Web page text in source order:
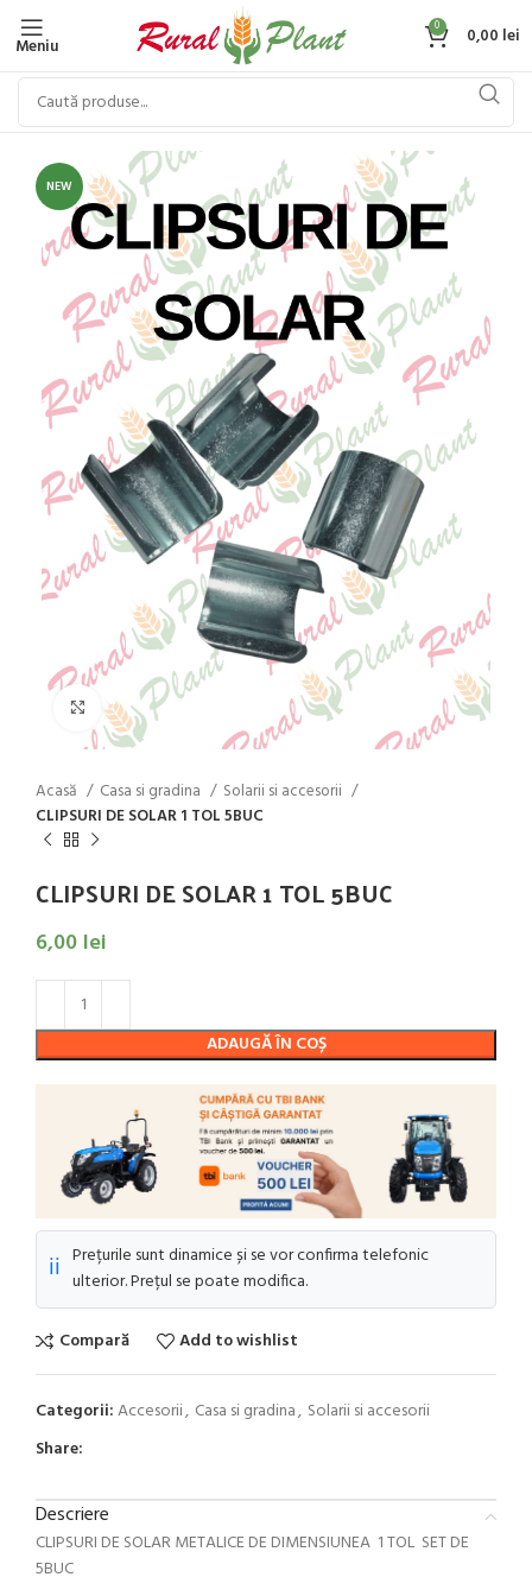
Meniu
0 0,00 lei
NEW
Click to enlarge
Acasă Casa si gradina
Solarii si accesorii
CLIPSURI DE SOLAR 1 TOL 5BUC
CLIPSURI DE SOLAR 1 TOL 5BUC
6,00 lei
ADAUGĂ ÎN COȘ
ℹ️ Prețurile sunt dinamice și se vor confirma telefonic
ulterior. Prețul se poate modifica.
Compară Add to wishlist
Categorii:Accesorii, Casa si gradina, Solarii si accesorii
Share:
Descriere
CLIPSURI DE SOLAR METALICE DE DIMENSIUNEA 1 TOL SET DE
5BUC